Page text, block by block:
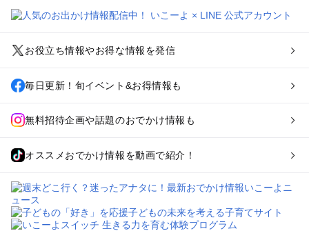
お役立ち情報やお得な情報を発信
毎日更新！旬イベント&お得情報も
無料招待企画や話題のおでかけ情報も
オススメおでかけ情報を動画で紹介！